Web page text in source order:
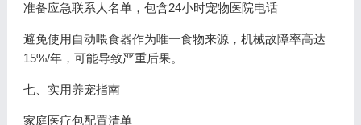
准备应急联系人名单，包含24小时宠物医院电话
避免使用自动喂食器作为唯一食物来源，机械故障率高达
15%/年，可能导致严重后果。
七、实用养宠指南
家庭医疗包配置清单